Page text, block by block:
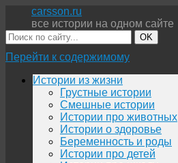
carsson.ru
все истории на одном сайте
OK
Перейти к содержимому
Истории из жизни
Грустные истории
Смешные истории
Истории про животных
Истории о здоровье
Беременность и роды
Истории про детей